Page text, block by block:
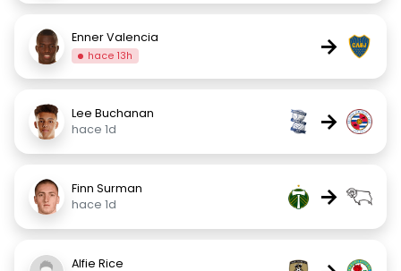
Enner Valencia
hace 13h →
Lee Buchanan
hace 1d
→
Finn Surman
hace 1d
→
Alfie Rice